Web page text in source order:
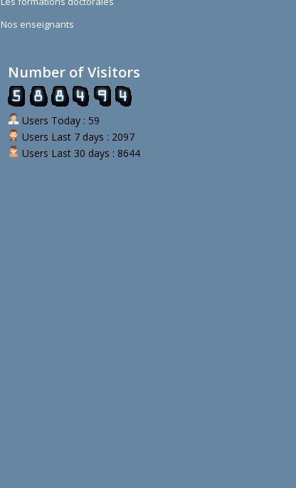
Nos enseignants
Number of Visitors
Users Today : 59
Users Last 7 days : 2097
Users Last 30 days : 8644